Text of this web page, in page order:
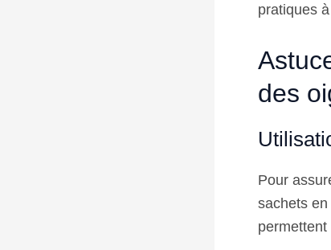
pratiques
des
Pour
sachets
permettent